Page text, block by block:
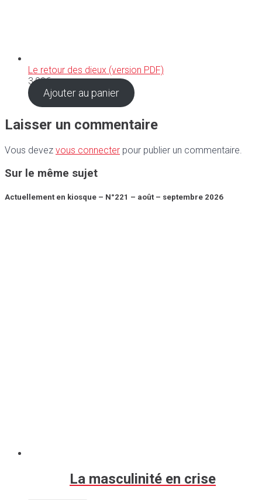
Le retour des dieux (version PDF)
3,99€
Ajouter au panier
Laisser un commentaire
Vous devez vous connecter pour publier un commentaire.
Sur le même sujet
Actuellement en kiosque – N°221 – août – septembre 2026
La masculinité en crise